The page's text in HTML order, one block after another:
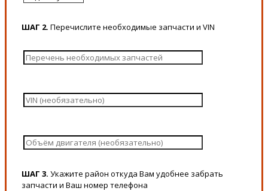
ШАГ 2. Перечислите необходимые запчасти и VIN
ШАГ 3. Укажите район откуда Вам удобнее забрать
запчасти и Ваш номер телефона